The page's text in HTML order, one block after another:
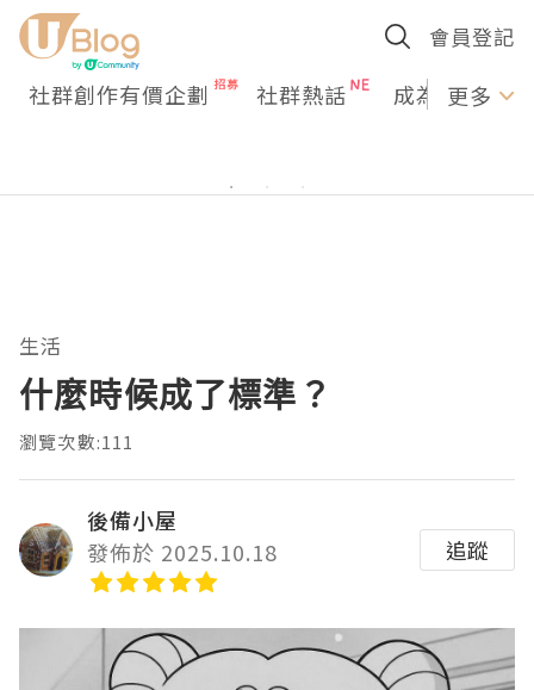
會員登記
社群創作有價企劃 社群熱話 成為U更多
生活
什麼時候成了標準？
瀏覽次數:111
後備小屋
發佈於 2025.10.18
追蹤